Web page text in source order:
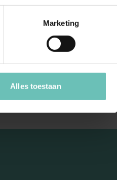
Marketing
Alles toestaan
to